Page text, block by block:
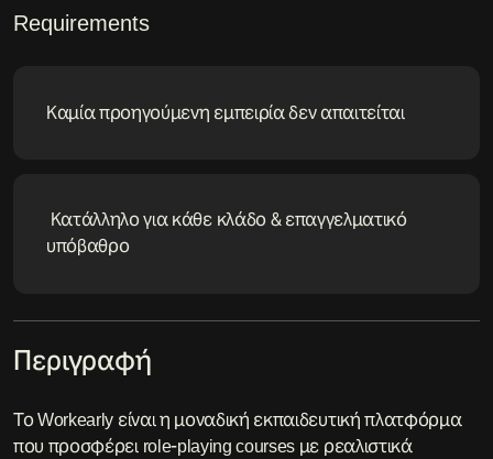
Requirements
Καμία προηγούμενη εμπειρία δεν απαιτείται
Κατάλληλο για κάθε κλάδο & επαγγελματικό
υπόβαθρο
Περιγραφή
Το Workearly είναι η μοναδική εκπαιδευτική πλατφόρμα
που προσφέρει role-playing courses με ρεαλιστικά